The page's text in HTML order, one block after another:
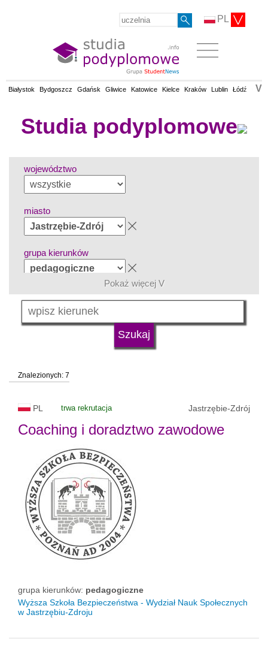
PL
Białystok Bydgoszcz Gdańsk Gliwice Katowice Kielce Kraków Lublin Łódź V
Studia podyplomowe
województwo
miasto
grupa kierunków
język
status uczelni
Pokaż więcej V
Znalezionych: 7
PL trwa rekrutacja Jastrzębie-Zdrój
Coaching i doradztwo zawodowe
grupa kierunków: pedagogiczne
Wyższa Szkoła Bezpieczeństwa - Wydział Nauk Społecznych
w Jastrzębiu-Zdroju